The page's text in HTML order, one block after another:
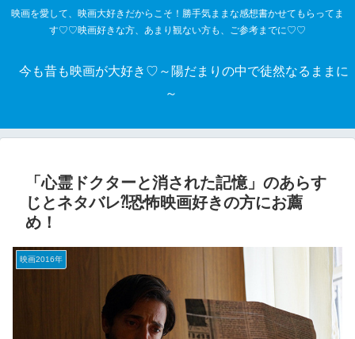
映画を愛して、映画大好きだからこそ！勝手気ままな感想書かせてもらってま
す♡♡映画好きな方、あまり観ない方も、ご参考までに♡♡
今も昔も映画が大好き♡～陽だまりの中で徒然なるままに
～
「心霊ドクターと消された記憶」のあらす
じとネタバレ⁈恐怖映画好きの方にお薦
め！
映画2016年